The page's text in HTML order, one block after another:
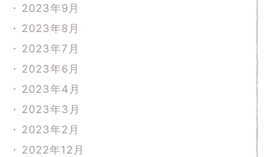
2023年9月
2023年8月
2023年7月
2023年6月
2023年4月
2023年3月
2023年2月
2022年12月